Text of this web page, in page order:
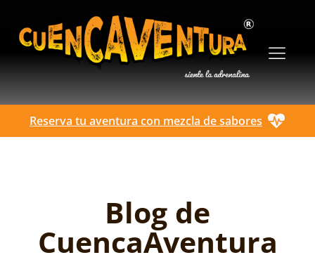
Reserva tu aventura con mezcla de sabores
Blog de
CuencaAventura